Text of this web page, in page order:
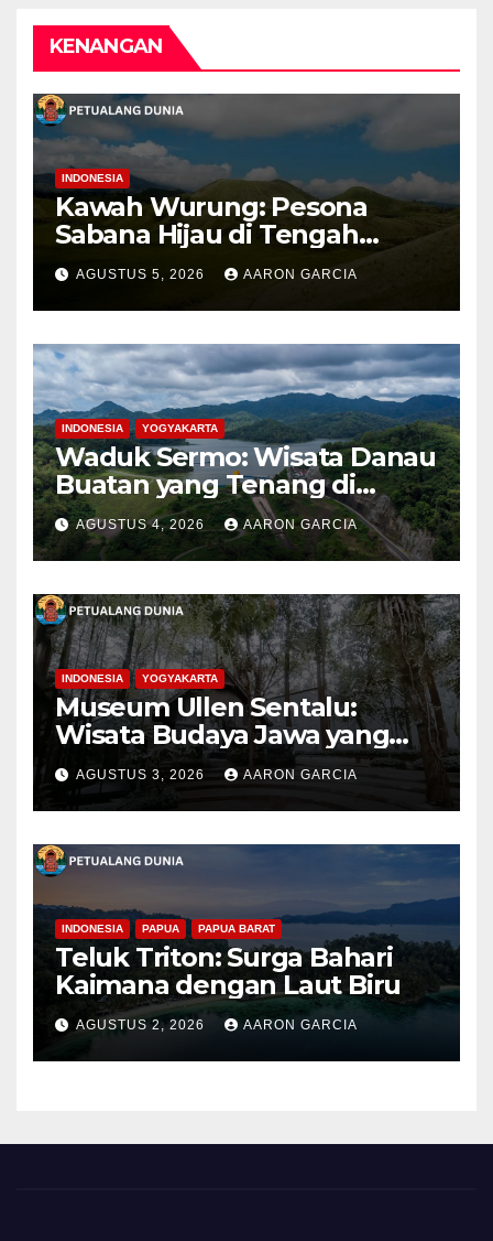
KENANGAN
INDONESIA
Kawah Wurung: Pesona
Sabana Hijau di Tengah
Pegunungan Bondowoso
AGUSTUS 5, 2026 AARON GARCIA
INDONESIA YOGYAKARTA
Waduk Sermo: Wisata Danau
Buatan yang Tenang di
Perbukitan Menoreh Kulon
Progo
AGUSTUS 4, 2026 AARON GARCIA
INDONESIA YOGYAKARTA
Museum Ullen Sentalu:
Wisata Budaya Jawa yang
Elegan di Lereng Kaliurang
AGUSTUS 3, 2026 AARON GARCIA
INDONESIA PAPUA PAPUA BARAT
Teluk Triton: Surga Bahari
Kaimana dengan Laut Biru
AGUSTUS 2, 2026 AARON GARCIA